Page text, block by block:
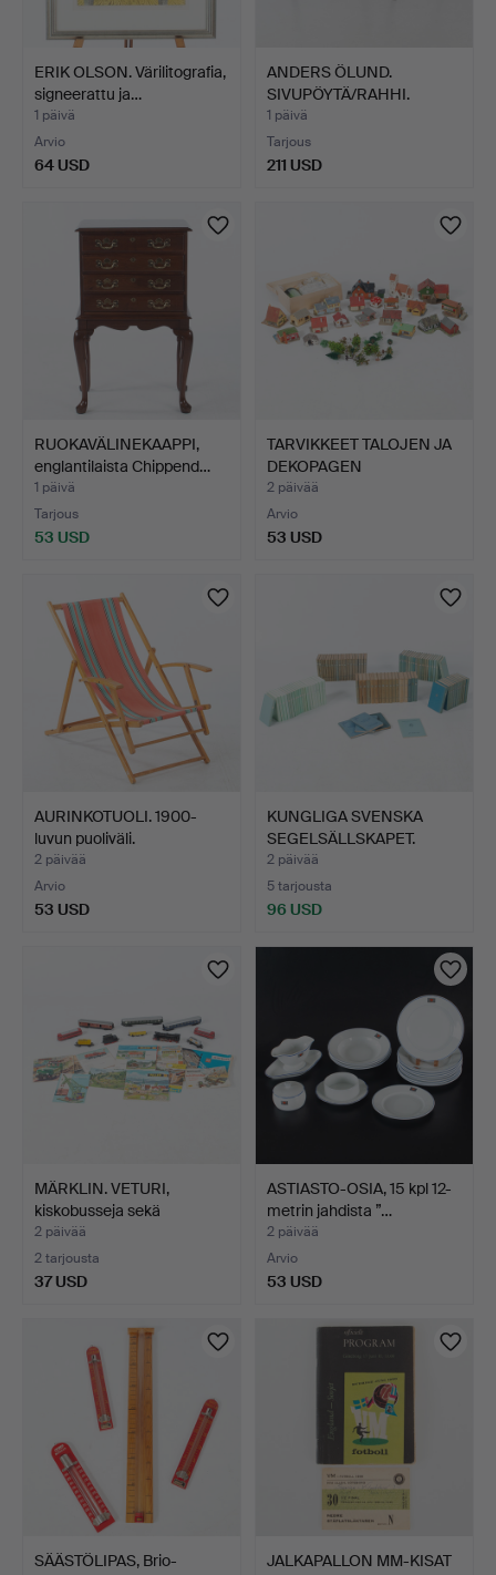
ERIK OLSON. Värilitografia,
signeerattu ja…
1 päivä
Arvio
64 USD
ANDERS ÖLUND.
SIVUPÖYTÄ/RAHHI.
Savutammi.
1 päivä
Tarjous
211 USD
RUOKAVÄLINEKAAPPI,
englantilaista Chippend…
1 päivä
Tarjous
53 USD
TARVIKKEET TALOJEN JA
DEKOPAGEN
MUODOISSA,…
2 päivää
Arvio
53 USD
AURINKOTUOLI. 1900-
luvun puoliväli.
2 päivää
Arvio
53 USD
KUNGLIGA SVENSKA
SEGELSÄLLSKAPET.
Vuosikir…
2 päivää
5 tarjousta
96 USD
MÄRKLIN. VETURI,
kiskobusseja sekä
vaunuja…
2 päivää
2 tarjousta
37 USD
ASTIASTO-OSIA, 15 kpl 12-
metrin jahdista ”…
2 päivää
Arvio
53 USD
SÄÄSTÖLIPAS, Brio-
JALKAPALLON MM-KISAT